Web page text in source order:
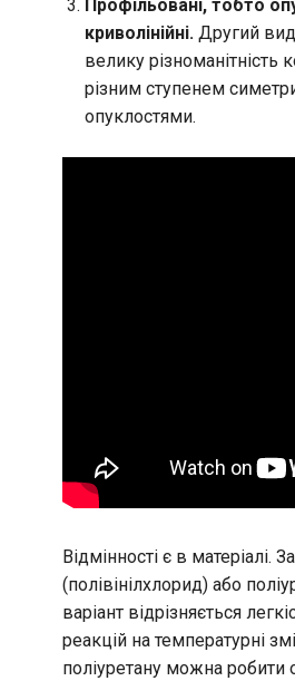
Профільовані, тобто
криволінійні. Другий
велику різноманітність
різним ступенем
опуклостями.
Відмінності є в матеріалі.
(полівінілхлорид) або
варіант відрізняється
реакцій на температурні
поліуретану можна робити